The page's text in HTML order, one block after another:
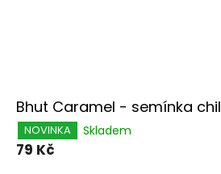
Bhut Caramel - semínka
NOVINKA Skladem
79 Kč